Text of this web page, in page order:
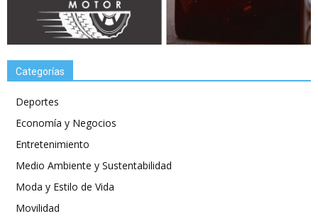
Categorías
Deportes
Economía y Negocios
Entretenimiento
Medio Ambiente y Sustentabilidad
Moda y Estilo de Vida
Movilidad